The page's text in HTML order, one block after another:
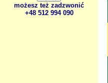
możesz też zadzwonić
+48 512 994 090